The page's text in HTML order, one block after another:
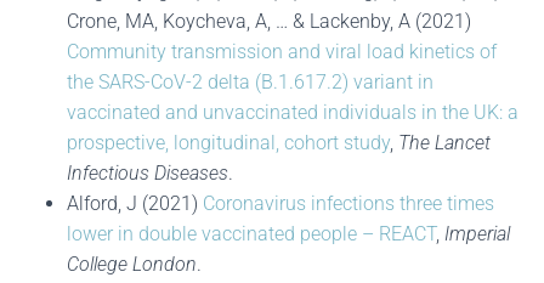
Crone, MA, Koycheva, A, … & Lackenby, A (2021)
Community transmission and viral load kinetics of
the SARS-CoV-2 delta (B.1.617.2) variant in
vaccinated and unvaccinated individuals in the UK: a
prospective, longitudinal, cohort study, The Lancet
Infectious Diseases.
Alford, J (2021) Coronavirus infections three times
lower in double vaccinated people – REACT, Imperial
College London.